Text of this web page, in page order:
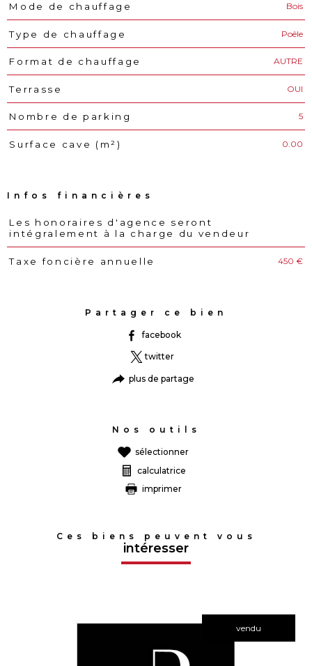
Mode de chauffage Bois
Type de chauffage Poêle
Format de chauffage AUTRE
Terrasse OUI
Nombre de parking 5
Surface cave (m²) 0.00
Infos financières
Caractéristiques Valeurs
Les honoraires d'agence seront
intégralement à la charge du vendeur
Taxe foncière annuelle 450 €
Partager ce bien
facebook
twitter
plus de partage
Nos outils
sélectionner
calculatrice
imprimer
Ces biens peuvent vous
intéresser
vendu